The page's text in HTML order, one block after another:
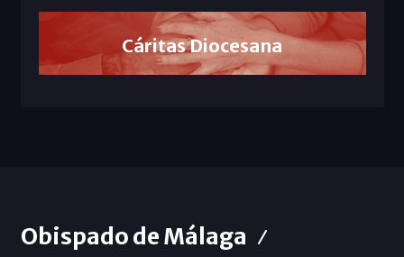
Cáritas Diocesana
Obispado de Málaga